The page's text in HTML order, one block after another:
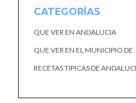
CATEGORÍAS
QUE VER EN ANDALUCIA
QUE VER EN EL MUNICIPIO DE
RECETAS TIPICAS DE